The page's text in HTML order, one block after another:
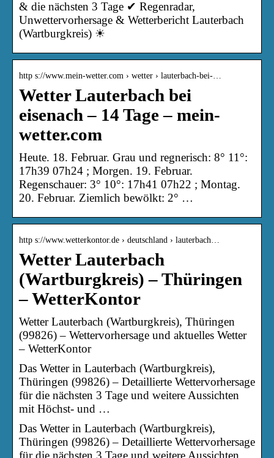
& die nächsten 3 Tage ✔ Regenradar,
Unwettervorhersage & Wetterbericht Lauterbach
(Wartburgkreis) ☀
http s://www.mein-wetter.com › wetter › lauterbach-bei-…
Wetter Lauterbach bei
eisenach – 14 Tage – mein-
wetter.com
Heute. 18. Februar. Grau und regnerisch: 8° 11°:
17h39 07h24 ; Morgen. 19. Februar.
Regenschauer: 3° 10°: 17h41 07h22 ; Montag.
20. Februar. Ziemlich bewölkt: 2° …
http s://www.wetterkontor.de › deutschland › lauterbach…
Wetter Lauterbach
(Wartburgkreis) – Thüringen
– WetterKontor
Wetter Lauterbach (Wartburgkreis), Thüringen
(99826) – Wettervorhersage und aktuelles Wetter
– WetterKontor
Das Wetter in Lauterbach (Wartburgkreis),
Thüringen (99826) – Detaillierte Wettervorhersage
für die nächsten 3 Tage und weitere Aussichten
mit Höchst- und …
Das Wetter in Lauterbach (Wartburgkreis),
Thüringen (99826) – Detaillierte Wettervorhersage
für die nächsten 3 Tage und weitere Aussichten